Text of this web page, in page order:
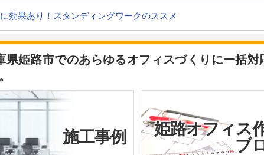
効果あり！スタンディングワークのススメ
姫路市でのあらゆるオフィスづくりに一括対
施工事例
姫路オフィス
ブ